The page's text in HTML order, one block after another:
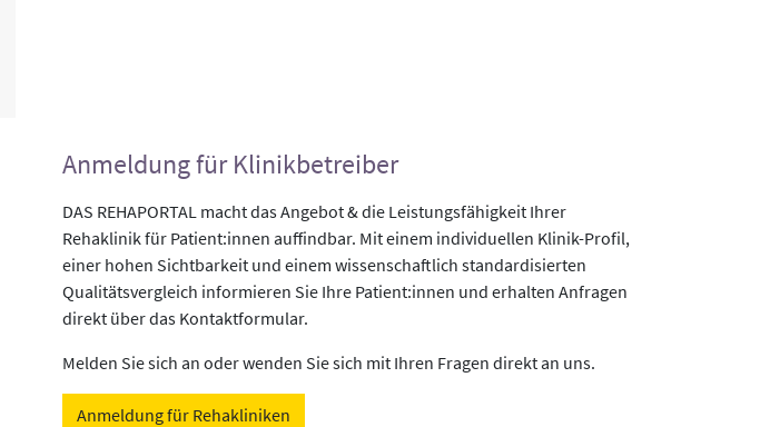
Anmeldung für Klinikbetreiber
DAS REHAPORTAL macht das Angebot & die Leistungsfähigkeit Ihrer
Rehaklinik für Patient:innen auffindbar. Mit einem individuellen Klinik-Profil,
einer hohen Sichtbarkeit und einem wissenschaftlich standardisierten
Qualitätsvergleich informieren Sie Ihre Patient:innen und erhalten Anfragen
direkt über das Kontaktformular.
Melden Sie sich an oder wenden Sie sich mit Ihren Fragen direkt an uns.
Anmeldung für Rehakliniken